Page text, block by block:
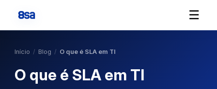
☰
Início / Blog / O que é SLA em TI
O que é SLA em TI